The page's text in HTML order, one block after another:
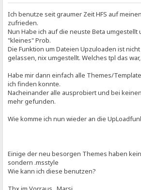
Ich benutze seit graumer Zeit HFS auf
zufrieden.
Nun Habe ich auf die neuste Beta umgestellt
"kleines" Prob.
Die Funktion um Dateien Upzuloaden ist
gelassen, nix umgestellt. Welches tpl das
Habe mir dann einfach alle Themes/
ich finden konnte.
Nacheinander alle ausprobiert und bei
mehr gefunden.
Wie komme ich nun wieder an die
Einige der neu besorgen Themes haben
sondern .msstyle
Wie kann ich diese benutzen?